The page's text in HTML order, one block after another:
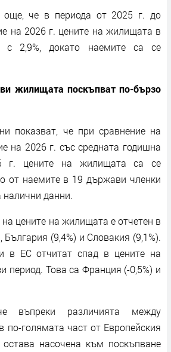
още, че в периода от 2025 г. до
на 2026 г. цените на жилищата в
с 2,9%, докато наемите са се
жилищата поскъпват по-бързо
показват, че при сравнение на
на 2026 г. със средната годишна
г. цените на жилищата са се
от наемите в 19 държави членки
налични данни.
цените на жилищата е отчетен в
България (9,4%) и Словакия (9,1%).
в ЕС отчитат спад в цените на
период. Това са Франция (-0,5%) и
въпреки различията между
по-голямата част от Европейския
насочена към поскъпване